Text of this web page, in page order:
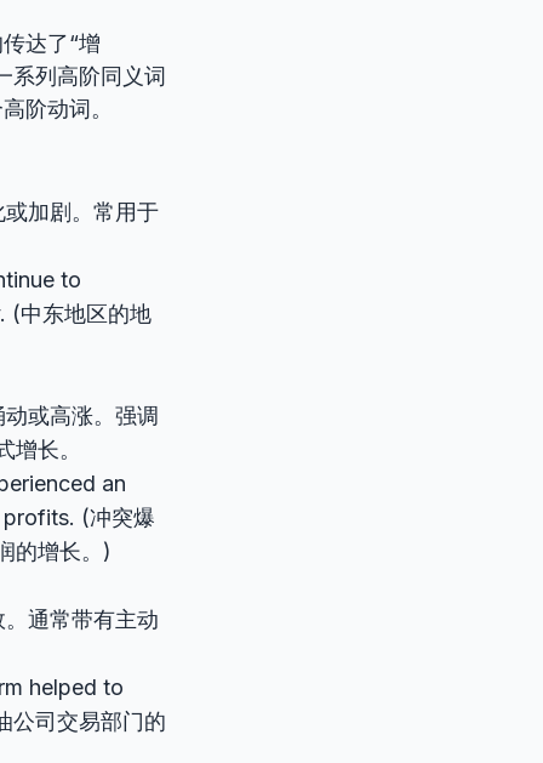
达了“增
系列高阶同义词
阶动词。
加剧。常用于
to
(中东地区的地
或高涨。强调
长。
an
(冲突爆
的增长。)
通常带有主动
helped to
司交易部门的